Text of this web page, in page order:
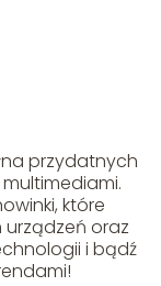
przydatnych
multimediami.
które
oraz
i bądź